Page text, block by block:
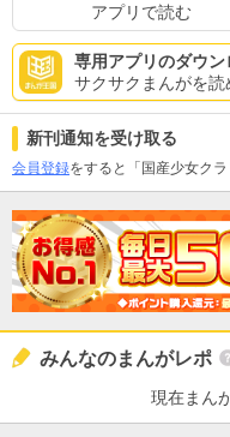
アプリで読む
専用アプリのダウン
サクサクまんがを読
新刊通知を受け取る
会員登録をすると「国産少女ク
みんなのまんがレポ
現在まん